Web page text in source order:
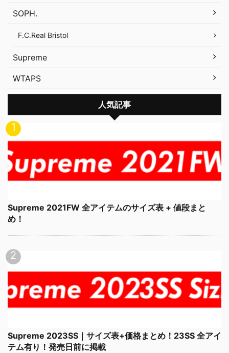
SOPH.
F.C.Real Bristol
Supreme
WTAPS
人気記事
Supreme 2021FW 全アイテムのサイズ表 + 値段まと
め！
Supreme 2023SS｜サイズ表+価格まとめ！23SS 全アイ
テム有り！発売日前に掲載